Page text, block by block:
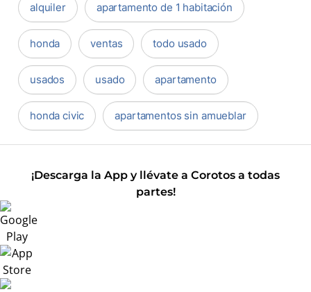
alquiler apartamento de 1 habitación
honda ventas todo usado
usados usado apartamento
honda civic apartamentos sin amueblar
¡Descarga la App y llévate a Corotos a todas
partes!